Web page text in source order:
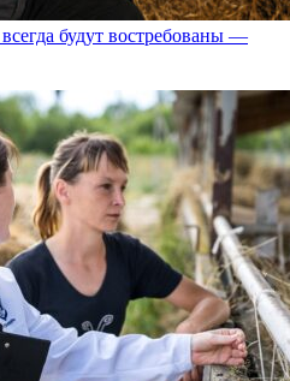
будут востребованы —